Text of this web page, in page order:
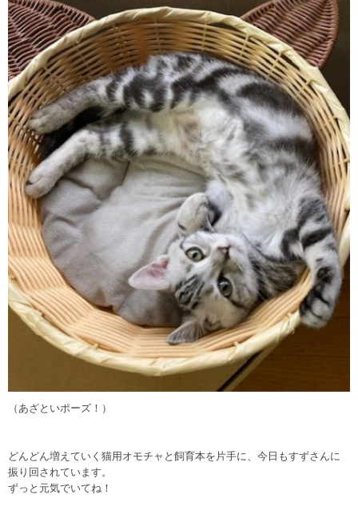
（あざといポーズ！）
どんどん増えていく猫用オモチャと飼育本を片手に、今日もすずさんに
振り回されています。
ずっと元気でいてね！